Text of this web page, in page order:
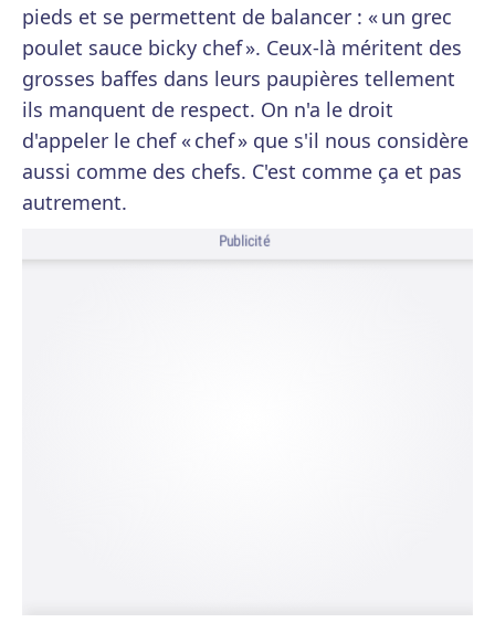
pieds et se permettent de balancer : « un grec
poulet sauce bicky chef ». Ceux-là méritent des
grosses baffes dans leurs paupières tellement
ils manquent de respect. On n'a le droit
d'appeler le chef « chef » que s'il nous considère
aussi comme des chefs. C'est comme ça et pas
autrement.
Publicité